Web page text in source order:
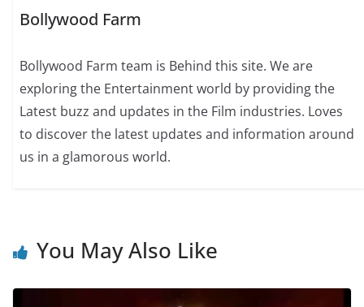
Bollywood Farm
Bollywood Farm team is Behind this site. We are
exploring the Entertainment world by providing the
Latest buzz and updates in the Film industries. Loves
to discover the latest updates and information around
us in a glamorous world.
You May Also Like